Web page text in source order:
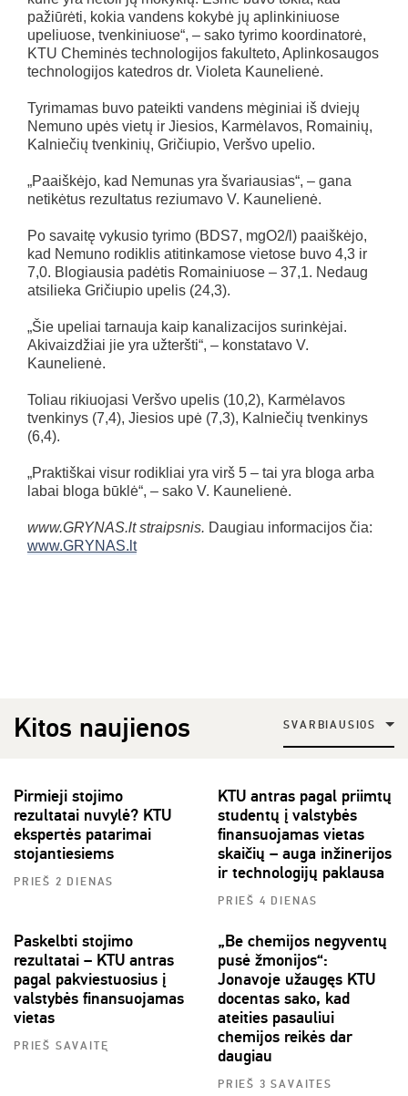
pažiūrėti, kokia vandens kokybė jų aplinkiniuose
upeliuose, tvenkiniuose“, – sako tyrimo koordinatorė,
KTU Cheminės technologijos fakulteto, Aplinkosaugos
technologijos katedros dr. Violeta Kaunelienė.
Tyrimamas buvo pateikti vandens mėginiai iš dviejų
Nemuno upės vietų ir Jiesios, Karmėlavos, Romainių,
Kalniečių tvenkinių, Gričiupio, Veršvo upelio.
„Paaiškėjo, kad Nemunas yra švariausias“, – gana
netikėtus rezultatus reziumavo V. Kaunelienė.
Po savaitę vykusio tyrimo (BDS7, mgO2/l) paaiškėjo,
kad Nemuno rodiklis atitinkamose vietose buvo 4,3 ir
7,0. Blogiausia padėtis Romainiuose – 37,1. Nedaug
atsilieka Gričiupio upelis (24,3).
„Šie upeliai tarnauja kaip kanalizacijos surinkėjai.
Akivaizdžiai jie yra užteršti“, – konstatavo V.
Kaunelienė.
Toliau rikiuojasi Veršvo upelis (10,2), Karmėlavos
tvenkinys (7,4), Jiesios upė (7,3), Kalniečių tvenkinys
(6,4).
„Praktiškai visur rodikliai yra virš 5 – tai yra bloga arba
labai bloga būklė“, – sako V. Kaunelienė.
www.GRYNAS.lt straipsnis. Daugiau informacijos čia:
www.GRYNAS.lt
Kitos naujienos SVARBIAUSIOS
Pirmieji stojimo
rezultatai nuvylė? KTU
ekspertės patarimai
stojantiesiems
PRIEŠ 2 DIENAS
KTU antras pagal priimtų
studentų į valstybės
finansuojamas vietas
skaičių – auga inžinerijos
ir technologijų paklausa
PRIEŠ 4 DIENAS
Paskelbti stojimo
rezultatai – KTU antras
pagal pakviestuosius į
valstybės finansuojamas
vietas
PRIEŠ SAVAITĘ
„Be chemijos negyventų
pusė žmonijos“:
Jonavoje užaugęs KTU
docentas sako, kad
ateities pasauliui
chemijos reikės dar
daugiau
PRIEŠ 3 SAVAITES